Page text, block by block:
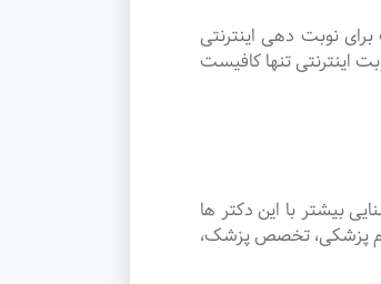
نوبت دهی اینترنتی
اینترنتی تنها کافیست
با این دکتر ها
پزشکی، تخصص پزشک،